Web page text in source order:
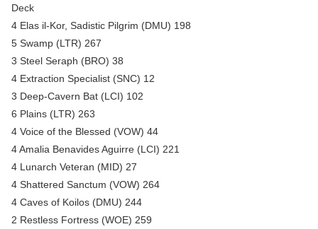
Deck
4 Elas il-Kor, Sadistic Pilgrim (DMU) 198
5 Swamp (LTR) 267
3 Steel Seraph (BRO) 38
4 Extraction Specialist (SNC) 12
3 Deep-Cavern Bat (LCI) 102
6 Plains (LTR) 263
4 Voice of the Blessed (VOW) 44
4 Amalia Benavides Aguirre (LCI) 221
4 Lunarch Veteran (MID) 27
4 Shattered Sanctum (VOW) 264
4 Caves of Koilos (DMU) 244
2 Restless Fortress (WOE) 259